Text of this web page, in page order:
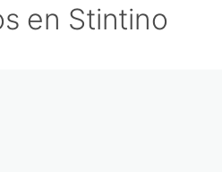
en Stintino